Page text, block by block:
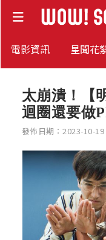
電影資訊 星聞花
太崩潰！【
迴圈還要做
發佈日期：2023-10-19